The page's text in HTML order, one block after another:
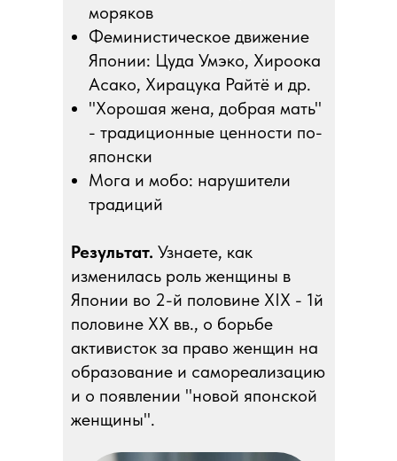
моряков
Феминистическое движение
Японии: Цуда Умэко, Хироока
Асако, Хирацука Райтё и др.
"Хорошая жена, добрая мать"
- традиционные ценности по-
японски
Мога и мобо: нарушители
традиций
Результат. Узнаете, как
изменилась роль женщины в
Японии во 2-й половине XIX - 1й
половине ХХ вв., о борьбе
активисток за право женщин на
образование и самореализацию
и о появлении "новой японской
женщины".